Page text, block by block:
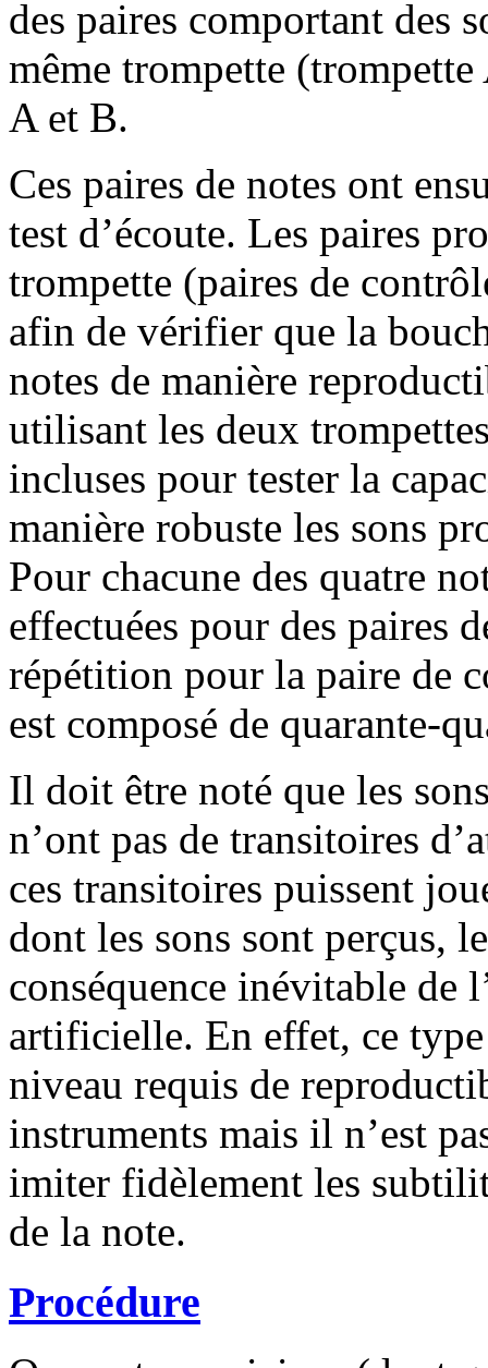
des paires comportant des
même trompette
A et B.
Ces paires de notes ont
test d’écoute. Les paires
trompette (paires de
afin de vérifier que la
notes de manière
utilisant les deux
incluses pour tester la
manière robuste les sons
Pour chacune des quatre
effectuées pour des paires
répétition pour la paire de
est composé de quarante-
Il doit être noté que les
n’ont pas de transitoires
ces transitoires puissent
dont les sons sont perçus,
conséquence inévitable de
artificielle. En effet, ce
niveau requis de
instruments mais il n’est
imiter fidèlement les
de la note.
Procédure